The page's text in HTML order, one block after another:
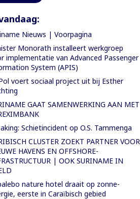
Nieuws | Voorpagina
Monorath installeert werkgroep
implementatie van Advanced Passenger
System (APIS)
voert sociaal project uit bij Esther
GAAT SAMENWERKING AAN MET
Schietincident op O.S. Tammenga
CLUSTER ZOEKT PARTNER VOOR
HAVENS EN OFFSHORE-
| OOK SURINAME IN
nature hotel draait op zonne-
eerste in Caraïbisch gebied